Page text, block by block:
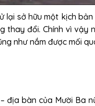
lại sở hữu một kịch
thay đổi. Chính vì vậy
như nắm được mối
địa bàn của Mười Ba